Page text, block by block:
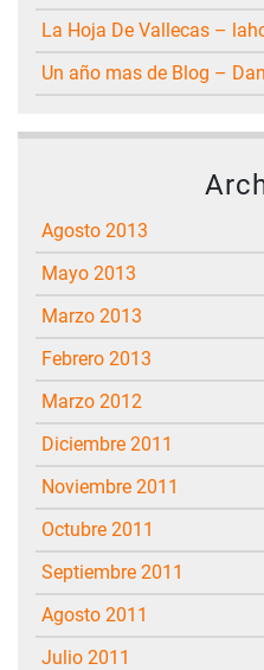
La Hoja De Vallecas –
Un año mas de Blog –
agosto 2013
mayo 2013
marzo 2013
febrero 2013
marzo 2012
diciembre 2011
noviembre 2011
octubre 2011
septiembre 2011
agosto 2011
julio 2011